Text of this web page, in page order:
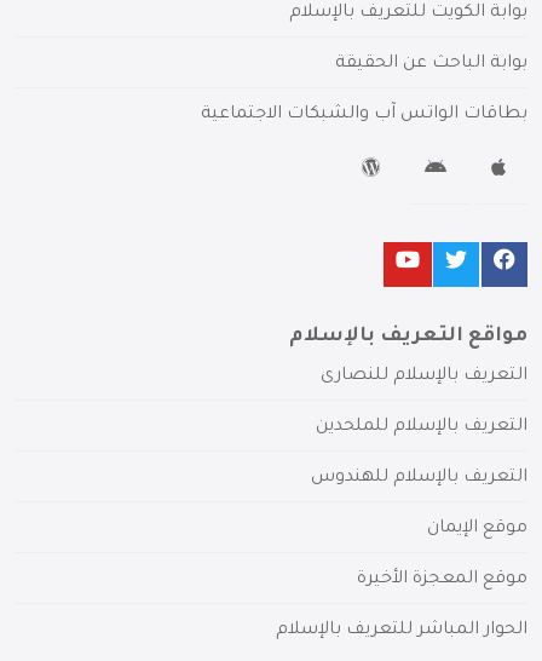
بوابة الكويت للتعريف بالإسلام
بوابة الباحث عن الحقيقة
بطاقات الواتس آب والشبكات الاجتماعية
مواقع التعريف بالإسلام
التعريف بالإسلام للنصارى
التعريف بالإسلام للملحدين
التعريف بالإسلام للهندوس
موقع الإيمان
موقع المعجزة الأخيرة
الحوار المباشر للتعريف بالإسلام